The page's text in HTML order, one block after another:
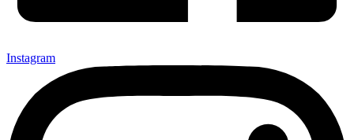
Instagram